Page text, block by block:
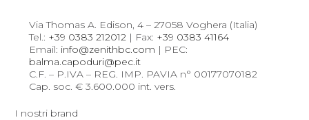
Via Thomas A. Edison, 4 – 27058 Voghera (Italia)
Tel.: +39 0383 212012 | Fax: +39 0383 41164
Email: info@zenithbc.com | PEC:
balma.capoduri@pec.it
C.F. – P.IVA – REG. IMP. PAVIA n° 00177070182
Cap. soc. € 3.600.000 int. vers.
I nostri brand